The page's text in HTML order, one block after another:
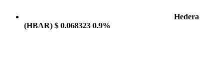
Hedera
(HBAR) $ 0.068323 0.9%